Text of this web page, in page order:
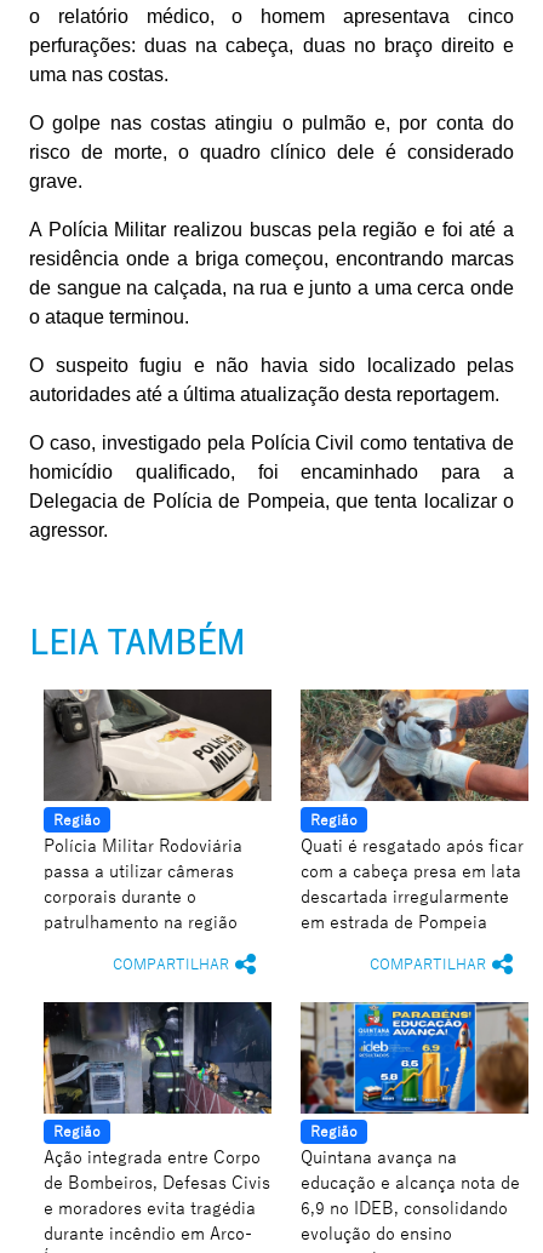
o relatório médico, o homem apresentava cinco
perfurações: duas na cabeça, duas no braço direito e
uma nas costas.
O golpe nas costas atingiu o pulmão e, por conta do
risco de morte, o quadro clínico dele é considerado
grave.
A Polícia Militar realizou buscas pela região e foi até a
residência onde a briga começou, encontrando marcas
de sangue na calçada, na rua e junto a uma cerca onde
o ataque terminou.
O suspeito fugiu e não havia sido localizado pelas
autoridades até a última atualização desta reportagem.
O caso, investigado pela Polícia Civil como tentativa de
homicídio qualificado, foi encaminhado para a
Delegacia de Polícia de Pompeia, que tenta localizar o
agressor.
LEIA TAMBÉM
Região
Polícia Militar Rodoviária
passa a utilizar câmeras
corporais durante o
patrulhamento na região
COMPARTILHAR
Região
Quati é resgatado após ficar
com a cabeça presa em lata
descartada irregularmente
em estrada de Pompeia
COMPARTILHAR
Região
Ação integrada entre Corpo
de Bombeiros, Defesas Civis
e moradores evita tragédia
durante incêndio em Arco-
Região
Quintana avança na
educação e alcança nota de
6,9 no IDEB, consolidando
evolução do ensino